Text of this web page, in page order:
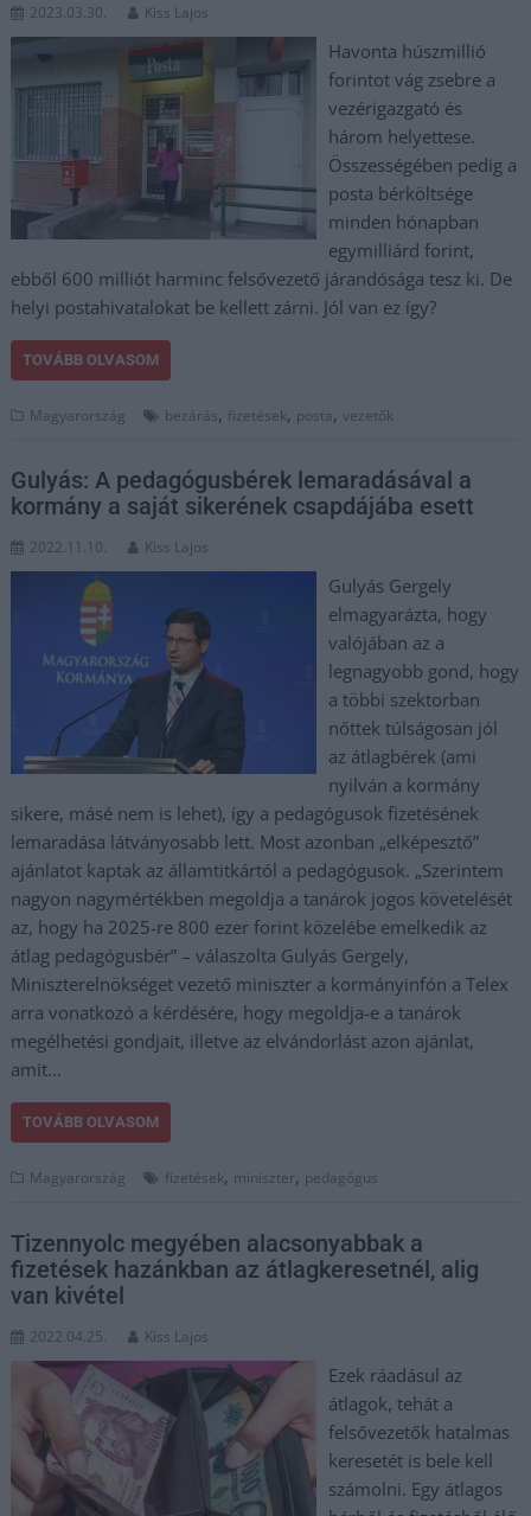
2023.03.30. Kiss Lajos
Havonta húszmillió
forintot vág zsebre a
vezérigazgató és
három helyettese.
Összességében pedig a
posta bérköltsége
minden hónapban
egymilliárd forint,
ebből 600 milliót harminc felsővezető járandósága tesz ki. De
helyi postahivatalokat be kellett zárni. Jól van ez így?
TOVÁBB OLVASOM
Magyarország bezárás, fizetések, posta,vezetők
Gulyás: A pedagógusbérek lemaradásával a
kormány a saját sikerének csapdájába esett
2022.11.10. Kiss Lajos
Gulyás Gergely
elmagyarázta, hogy
valójában az a
legnagyobb gond, hogy
a többi szektorban
nőttek túlságosan jól
az átlagbérek (ami
nyilván a kormány
sikere, másé nem is lehet), így a pedagógusok fizetésének
lemaradása látványosabb lett. Most azonban „elképesztő”
ajánlatot kaptak az államtitkártól a pedagógusok. „Szerintem
nagyon nagymértékben megoldja a tanárok jogos követelését
az, hogy ha 2025-re 800 ezer forint közelébe emelkedik az
átlag pedagógusbér” – válaszolta Gulyás Gergely,
Miniszterelnökséget vezető miniszter a kormányinfón a Telex
arra vonatkozó a kérdésére, hogy megoldja-e a tanárok
megélhetési gondjait, illetve az elvándorlást azon ajánlat,
amit…
TOVÁBB OLVASOM
Magyarország fizetések, miniszter, pedagógus
Tizennyolc megyében alacsonyabbak a
fizetések hazánkban az átlagkeresetnél, alig
van kivétel
2022.04.25. Kiss Lajos
Ezek ráadásul az
átlagok, tehát a
felsővezetők hatalmas
keresetét is bele kell
számolni. Egy átlagos